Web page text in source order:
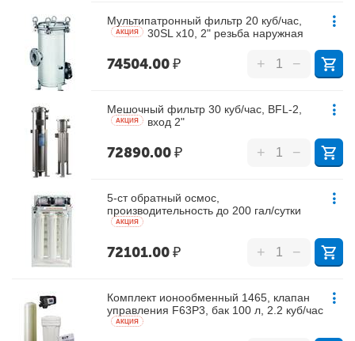
Мультипатронный фильтр 20 куб/час,
30SL х10, 2" резьба наружная
AКЦИЯ
74504.00₽ + −
Мешочный фильтр 30 куб/час, BFL-2,
вход 2"
AКЦИЯ
72890.00₽ + −
5-ст обратный осмос,
производительность до 200 гал/сутки
AКЦИЯ
72101.00₽ + −
Комплект ионообменный 1465, клапан
управления F63P3, бак 100 л, 2.2 куб/час
AКЦИЯ